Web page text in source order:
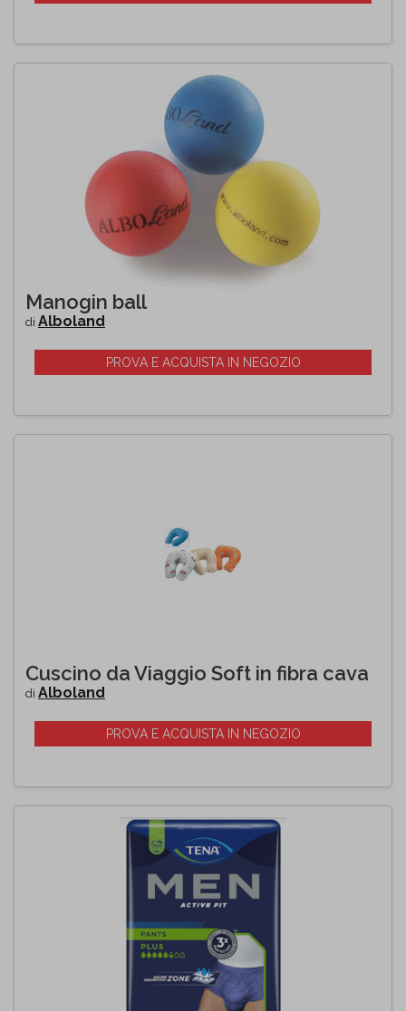
Manogin ball
di Alboland
PROVA E ACQUISTA IN NEGOZIO
Cuscino da Viaggio Soft in fibra cava
di Alboland
PROVA E ACQUISTA IN NEGOZIO